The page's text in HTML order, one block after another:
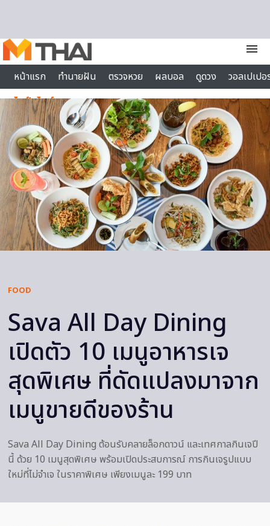
menu
หน้าแรก
ทำนายฝัน ตรวจหวย ผลบอล ดูดวง
วอลเปเป
ไลฟ์สไตล์
FOOD
Sava All Day Dining
เปิดตัว 10 เมนูอาหารเจ
สุดพิเศษ ที่ดัดแปลงมาจาก
เมนูขายดีของร้าน
Sava All Day Dining ต้อนรับคลายล็อกดาวน์ และเทศกาลกินเจปี
นี้ ด้วย 10 เมนูสุดพิเศษ พร้อมเปิดประสบการณ์ การกินเจรูปแบบ
ใหม่ที่ไม่จำเจ ในราคาพิเศษ เพียงเมนูละ 199 บาท